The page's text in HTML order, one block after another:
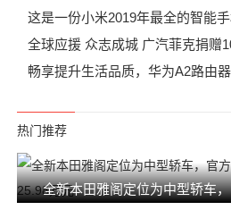
这是一份小米2019年最全的智能
全球应援 众志成城 广汽菲克捐赠
畅享提升生活品质，华为A2路由
热门推荐
全新本田雅阁定位为中型轿车